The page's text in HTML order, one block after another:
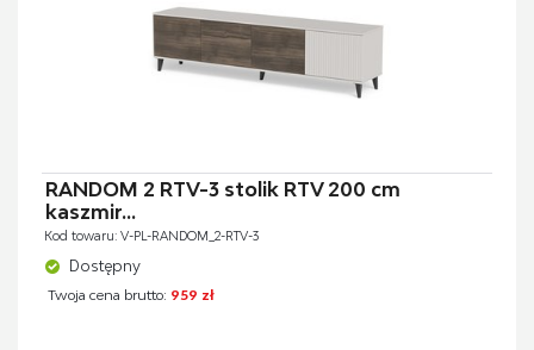
RANDOM 2 RTV-3 stolik RTV 200 cm
kaszmir...
Kod towaru: V-PL-RANDOM_2-RTV-3
Dostępny
Twoja cena brutto: 959 zł